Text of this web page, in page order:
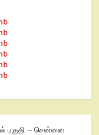
பகுதி – சென்னை